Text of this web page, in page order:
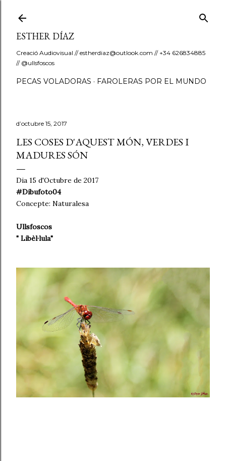
ESTHER DÍAZ
Creació Audiovisual // estherdiaz@outlook.com // +34 626834885
// @ullsfoscos
PECAS VOLADORAS FAROLERAS POR EL MUNDO
d’octubre 15, 2017
LES COSES D'AQUEST MÓN, VERDES I
MADURES SÓN
Dia 15 d'Octubre de 2017
#Dibufoto04
Concepte: Naturalesa
Ullsfoscos
" Libèl·lula"